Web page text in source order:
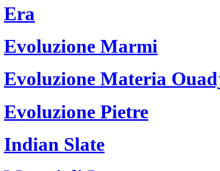
Era
Evoluzione Marmi
Evoluzione Materia
Evoluzione Pietre
Indian Slate